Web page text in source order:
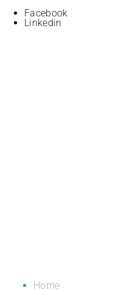
Facebook
Linkedin
Home